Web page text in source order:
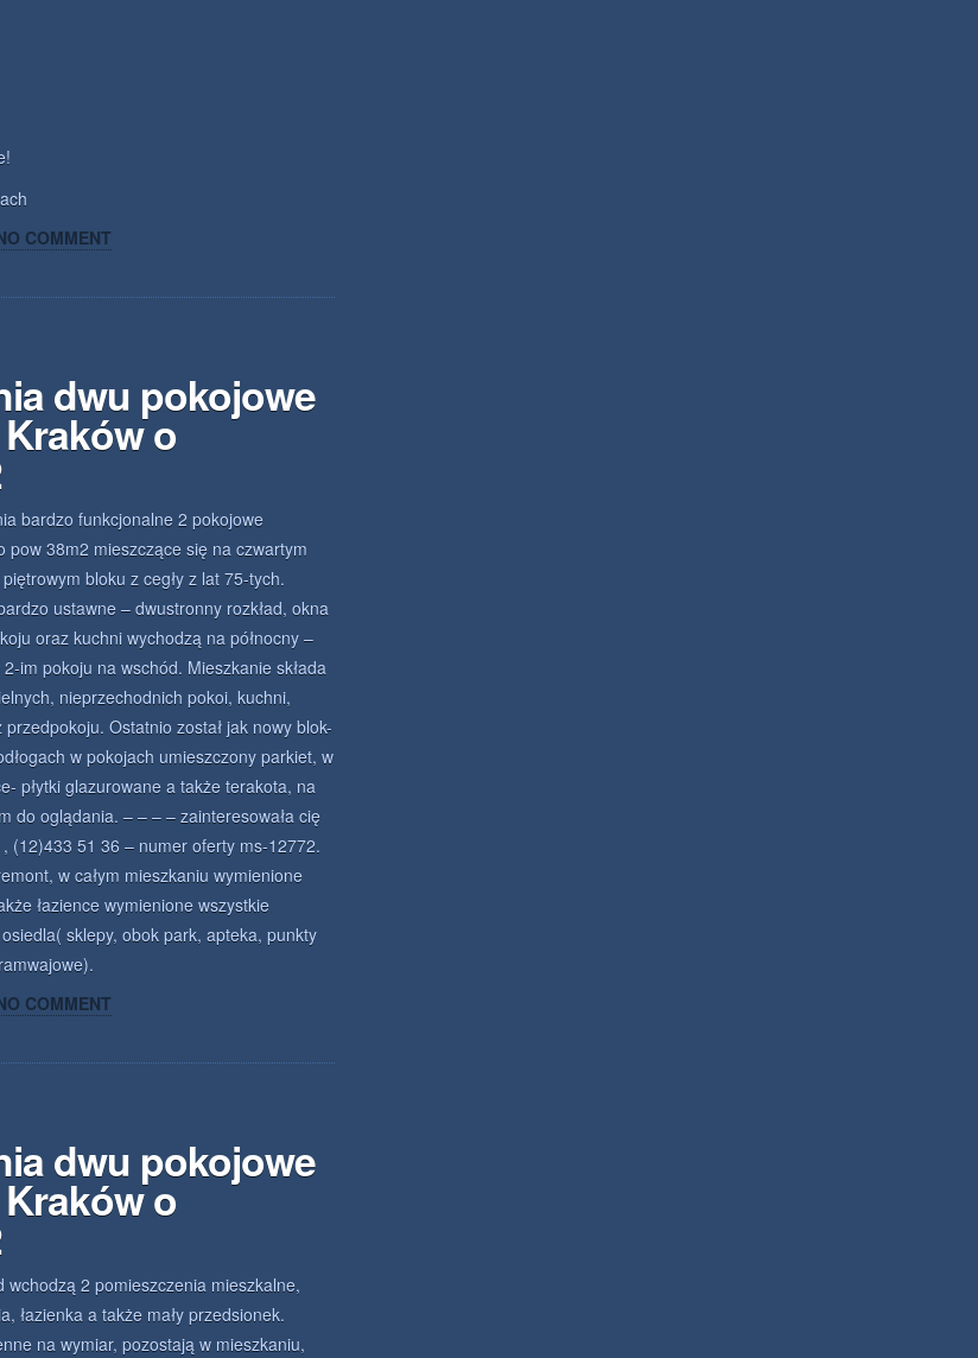
COMMENT
dwu pokojowe
o
bardzo funkcjonalne 2 pokojowe
pow 38m2 mieszczące się na czwartym
bloku z cegły z lat 75-tych.
ustawne – dwustronny rozkład, okna
oraz kuchni wychodzą na północny –
im pokoju na wschód. Mieszkanie składa
nieprzechodnich pokoi, kuchni,
przedpokoju. Ostatnio został jak nowy blok-
w pokojach umieszczony parkiet, w
płytki glazurowane a także terakota, na
do oglądania. – – – – zainteresowała cię
(12)433 51 36 – numer oferty ms-12772.
w całym mieszkaniu wymienione
łazience wymienione wszystkie
sklepy, obok park, apteka, punkty
COMMENT
dwu pokojowe
o
wchodzą 2 pomieszczenia mieszkalne,
łazienka a także mały przedsionek.
na wymiar, pozostają w mieszkaniu,